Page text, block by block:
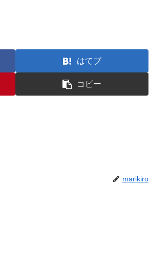
はてブ
コピー
marikiro